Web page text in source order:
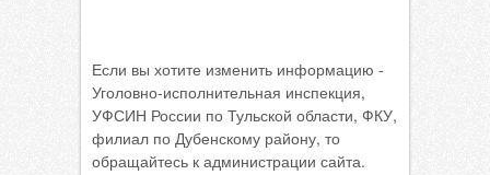
Если вы хотите изменить информацию -
Уголовно-исполнительная инспекция,
УФСИН России по Тульской области, ФКУ,
филиал по Дубенскому району, то
обращайтесь к администрации сайта.